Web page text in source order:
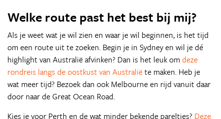
Welke route past het best bij mij?
Als je weet wat je wil zien en waar je wil beginnen, is het tijd
om een route uit te zoeken. Begin je in Sydney en wil je dé
highlight van Australië afvinken? Dan is het leuk om deze
rondreis langs de oostkust van Australiëte maken. Heb je
wat meer tijd? Bezoek dan ook Melbourne en rijd vanuit daar
door naar de Great Ocean Road.
Kies je voor Perth en de wat minder bekende pareltjes? Deze